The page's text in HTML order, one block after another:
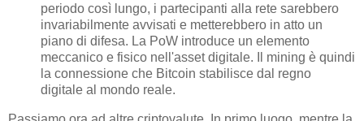
periodo così lungo, i partecipanti alla rete sarebbero
invariabilmente avvisati e metterebbero in atto un
piano di difesa. La PoW introduce un elemento
meccanico e fisico nell'asset digitale. Il mining è quindi
la connessione che Bitcoin stabilisce dal regno
digitale al mondo reale.